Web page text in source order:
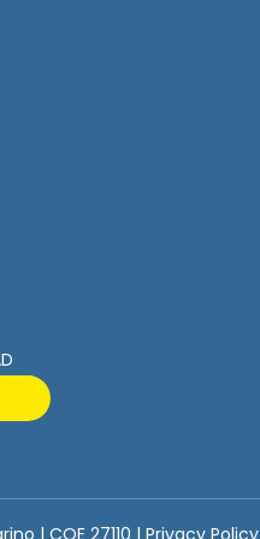
| COE 27110 | Privacy Policy